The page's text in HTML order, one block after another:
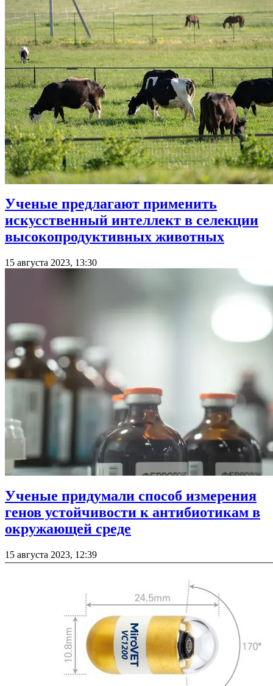
Ученые предлагают применить
искусственный интеллект в селекции
высокопродуктивных животных
15 августа 2023, 13:30
Ученые придумали способ измерения
генов устойчивости к антибиотикам в
окружающей среде
15 августа 2023, 12:39